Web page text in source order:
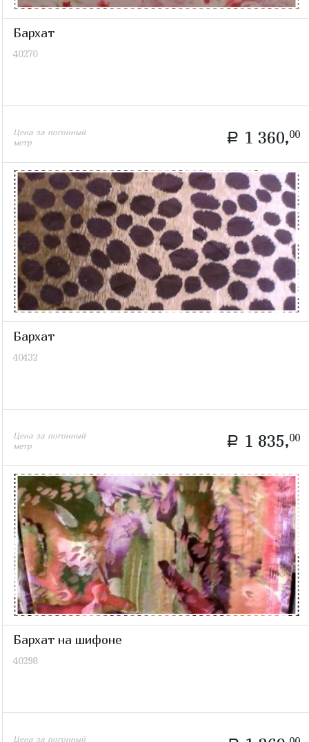
Бархат
40270
Цена за погонный
метр
a 1 360,00
Бархат
40432
Цена за погонный
метр
a 1 835,00
Бархат на шифоне
40298
Цена за погонный